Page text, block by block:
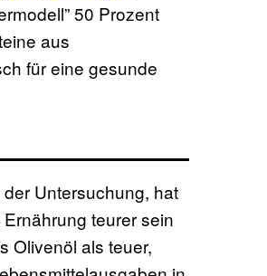
50 Prozent
aus
für eine gesunde
Untersuchung, hat
teurer sein
Olivenöl als teuer,